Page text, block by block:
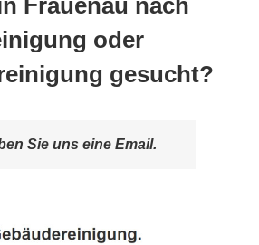
Frauenau nach
oder
gesucht?
Sie uns eine Email.